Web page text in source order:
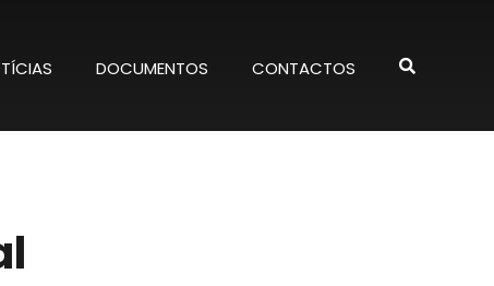
DOCUMENTOS CONTACTOS